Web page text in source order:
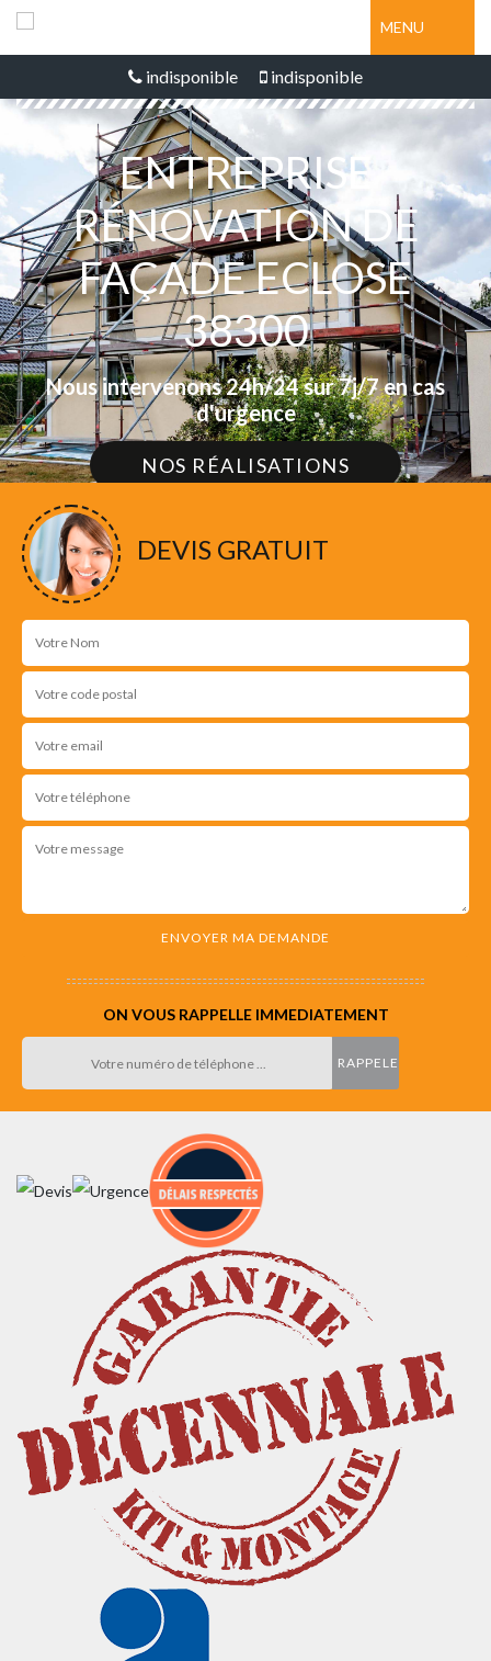
MENU
indisponible indisponible
ENTREPRISE
RÉNOVATION DE
FAÇADE ECLOSE
38300
Nous intervenons 24h/24 sur 7j/7 en cas
d'urgence
NOS RÉALISATIONS
DEVIS GRATUIT
ON VOUS RAPPELLE IMMEDIATEMENT